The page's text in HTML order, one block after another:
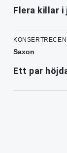
Flera killar i
Saxon
Ett par